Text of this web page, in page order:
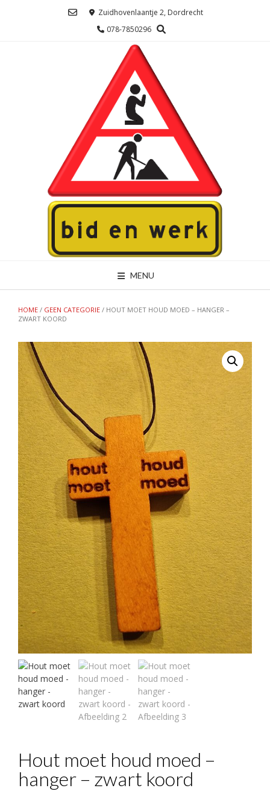
Zuidhovenlaantje 2, Dordrecht
078-7850296
MENU
HOME / GEEN CATEGORIE / HOUT MOET HOUD MOED – HANGER –
ZWART KOORD
Hout moet houd moed –
hanger – zwart koord